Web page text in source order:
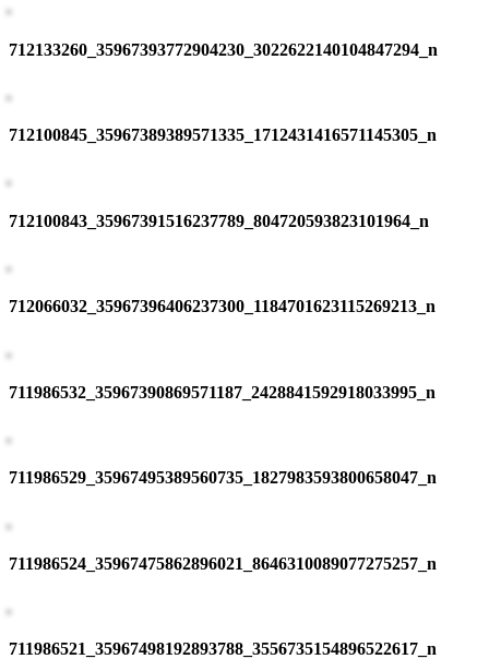
712133260_35967393772904230_3022622140104847294_n
712100845_35967389389571335_1712431416571145305_n
712100843_35967391516237789_804720593823101964_n
712066032_35967396406237300_1184701623115269213_n
711986532_35967390869571187_2428841592918033995_n
711986529_35967495389560735_1827983593800658047_n
711986524_35967475862896021_8646310089077275257_n
711986521_35967498192893788_3556735154896522617_n